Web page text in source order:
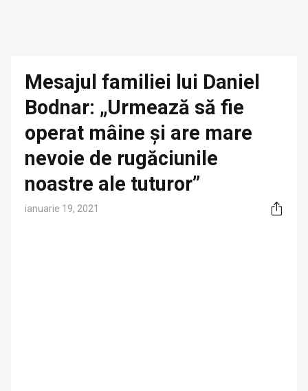
Mesajul familiei lui Daniel
Bodnar: „Urmează să fie
operat mâine și are mare
nevoie de rugăciunile
noastre ale tuturor”
ianuarie 19, 2021